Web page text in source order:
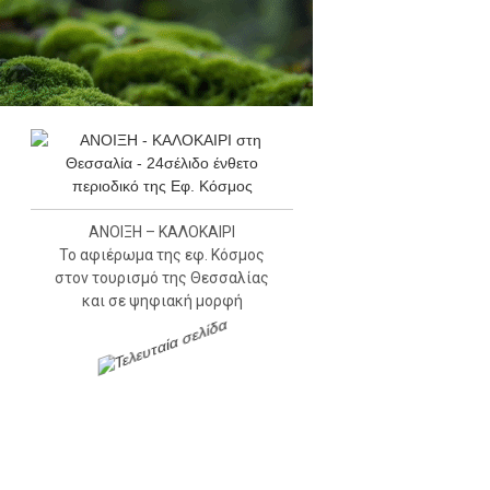
ΑΝΟΙΞΗ – ΚΑΛΟΚΑΙΡΙ
Το αφιέρωμα της εφ. Κόσμος
στον τουρισμό της Θεσσαλίας
και σε ψηφιακή μορφή